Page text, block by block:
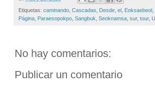
Etiquetas: caminando Cascadas Desde el Eoksaebeol
Página Paraesopokpo Sangbuk Seoknamsa sur, tour,
No hay comentarios:
Publicar un comentario